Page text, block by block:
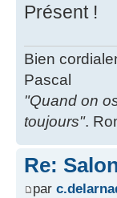
Présent !
Bien
Pascal
"Quand on
toujours".
Re:
par